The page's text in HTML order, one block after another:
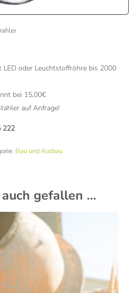
LED oder Leuchtstoffröhre bis 2000
bei 15,00€
auf Anfrage!
222
Bau und Ausbau
gefallen …